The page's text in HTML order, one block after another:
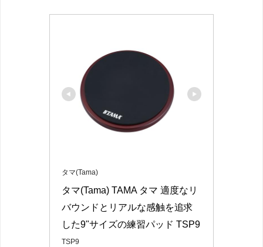
タマ(Tama)
タマ(Tama) TAMA タマ 適度なリ
バウンドとリアルな感触を追求
した9"サイズの練習パッド TSP9
TSP9